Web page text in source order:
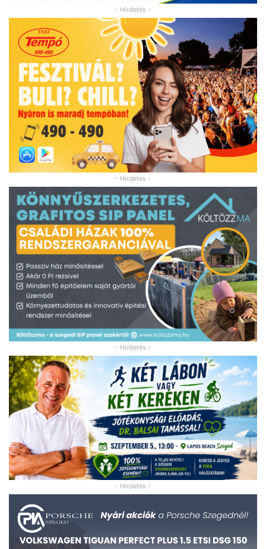
- Hirdetés -
- Hirdetés -
- Hirdetés -
- Hirdetés -